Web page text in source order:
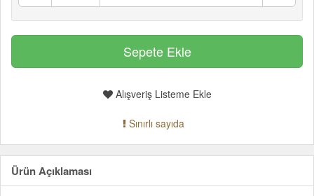
Alışveriş Listeme Ekle
Sınırlı sayıda
Ürün Açıklaması